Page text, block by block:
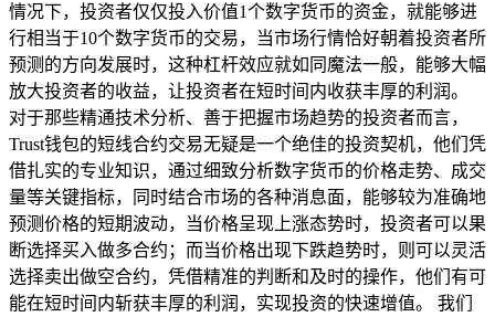
情况下，投资者仅仅投入价值1个数字货币的资金，就能够进
行相当于10个数字货币的交易，当市场行情恰好朝着投资者所
预测的方向发展时，这种杠杆效应就如同魔法一般，能够大幅
放大投资者的收益，让投资者在短时间内收获丰厚的利润。
对于那些精通技术分析、善于把握市场趋势的投资者而言，
Trust钱包的短线合约交易无疑是一个绝佳的投资契机，他们凭
借扎实的专业知识，通过细致分析数字货币的价格走势、成交
量等关键指标，同时结合市场的各种消息面，能够较为准确地
预测价格的短期波动，当价格呈现上涨态势时，投资者可以果
断选择买入做多合约；而当价格出现下跌趋势时，则可以灵活
选择卖出做空合约，凭借精准的判断和及时的操作，他们有可
能在短时间内斩获丰厚的利润，实现投资的快速增值。 我们